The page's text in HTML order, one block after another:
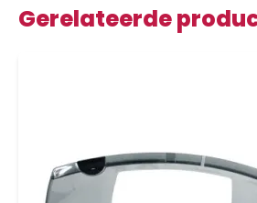
Gerelateerde